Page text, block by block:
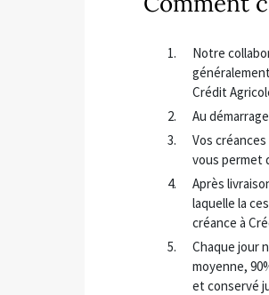
Notre
Crédit
Au
Vos
vous permet
Après
laquelle la
créance à
Chaque jour
moyenne,
et conservé